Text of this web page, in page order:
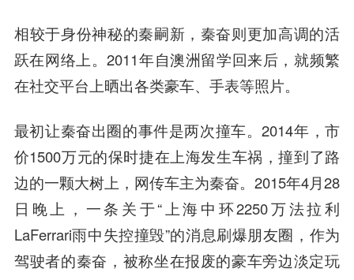
相较于身份神秘的秦嗣新，秦奋则更加高调的活
跃在网络上。2011年自澳洲留学回来后，就频繁
在社交平台上晒出各类豪车、手表等照片。
最初让秦奋出圈的事件是两次撞车。2014年，市
价1500万元的保时捷在上海发生车祸，撞到了路
边的一颗大树上，网传车主为秦奋。2015年4月28
日晚上，一条关于“上海中环2250万法拉利
LaFerrari雨中失控撞毁”的消息刷爆朋友圈，作为
驾驶者的秦奋，被称坐在报废的豪车旁边淡定玩